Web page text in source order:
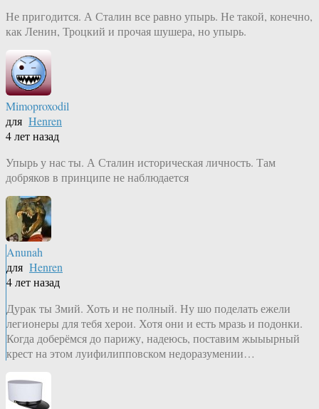
Не пригодится. А Сталин все равно упырь. Не такой, конечно,
как Ленин, Троцкий и прочая шушера, но упырь.
Mimoproxodil
для Henren
4 лет назад
Упырь у нас ты. А Сталин историческая личность. Там
добряков в принципе не наблюдается
Anunah
для Henren
4 лет назад
Дурак ты Змий. Хоть и не полный. Ну шо поделать ежели
легионеры для тебя херои. Хотя они и есть мразь и подонки.
Когда доберёмся до парижу, надеюсь, поставим жыыырный
крест на этом луифилипповском недоразумении…